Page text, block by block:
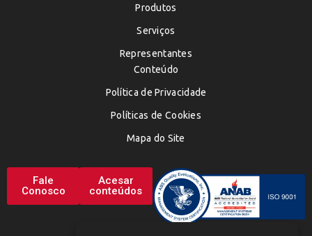
Produtos
Serviços
Representantes
Conteúdo
Política de Privacidade
Políticas de Cookies
Mapa do Site
Fale
Conosco
Acesar
conteúdos